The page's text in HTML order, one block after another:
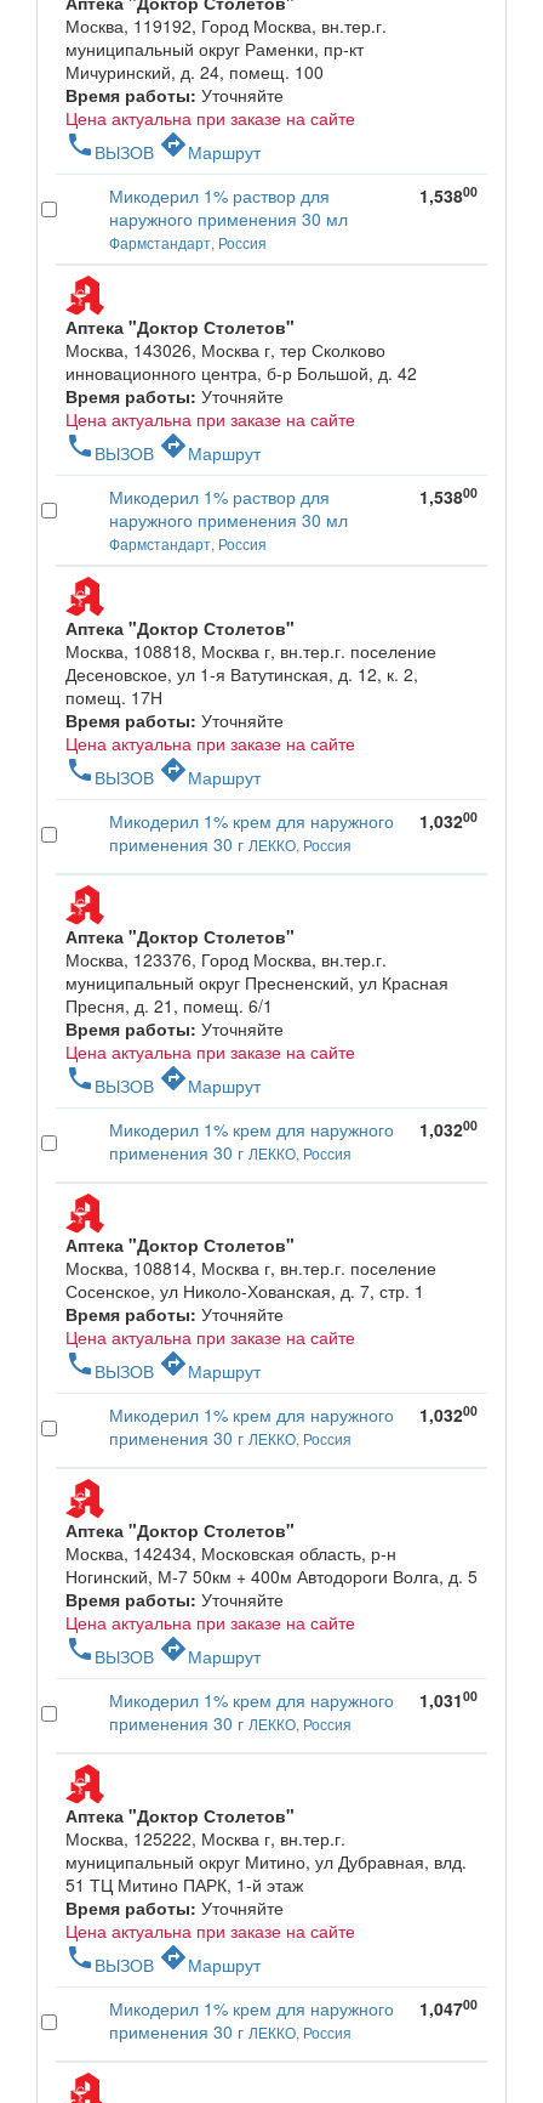
Москва, 119192, Город Москва, вн.тер.г.
муниципальный округ Раменки, пр-кт
Мичуринский, д. 24, помещ. 100
Время работы: Уточняйте
Цена актуальна при заказе на сайте
phone ВЫЗОВ directionsМаршрут
Микодерил 1% раствор для
наружного применения 30 мл
Фармстандарт, Россия
1,53800
Аптека "Доктор Столетов"
Москва, 143026, Москва г, тер Сколково
инновационного центра, б-р Большой, д. 42
Время работы: Уточняйте
Цена актуальна при заказе на сайте
phone ВЫЗОВ directionsМаршрут
Микодерил 1% раствор для
наружного применения 30 мл
Фармстандарт, Россия
1,53800
Аптека "Доктор Столетов"
Москва, 108818, Москва г, вн.тер.г. поселение
Десеновское, ул 1-я Ватутинская, д. 12, к. 2,
помещ. 17Н
Время работы: Уточняйте
Цена актуальна при заказе на сайте
phone ВЫЗОВ directionsМаршрут
Микодерил 1% крем для наружного
применения 30 г ЛЕККО, Россия
1,03200
Аптека "Доктор Столетов"
Москва, 123376, Город Москва, вн.тер.г.
муниципальный округ Пресненский, ул Красная
Пресня, д. 21, помещ. 6/1
Время работы: Уточняйте
Цена актуальна при заказе на сайте
phone ВЫЗОВ directionsМаршрут
Микодерил 1% крем для наружного
применения 30 г ЛЕККО, Россия
1,03200
Аптека "Доктор Столетов"
Москва, 108814, Москва г, вн.тер.г. поселение
Сосенское, ул Николо-Хованская, д. 7, стр. 1
Время работы: Уточняйте
Цена актуальна при заказе на сайте
phone ВЫЗОВ directionsМаршрут
Микодерил 1% крем для наружного
применения 30 г ЛЕККО, Россия
1,03200
Аптека "Доктор Столетов"
Москва, 142434, Московская область, р-н
Ногинский, М-7 50км + 400м Автодороги Волга, д. 5
Время работы: Уточняйте
Цена актуальна при заказе на сайте
phone ВЫЗОВ directionsМаршрут
Микодерил 1% крем для наружного
применения 30 г ЛЕККО, Россия
1,03100
Аптека "Доктор Столетов"
Москва, 125222, Москва г, вн.тер.г.
муниципальный округ Митино, ул Дубравная, влд.
51 ТЦ Митино ПАРК, 1-й этаж
Время работы: Уточняйте
Цена актуальна при заказе на сайте
phone ВЫЗОВ directionsМаршрут
Микодерил 1% крем для наружного
применения 30 г ЛЕККО, Россия
1,04700